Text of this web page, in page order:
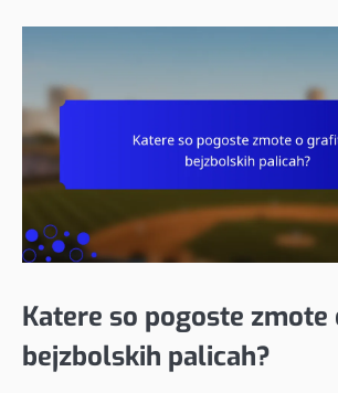
Katere so pogoste
bejzbolskih palicah?